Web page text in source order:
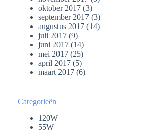
oktober 2017 (3)
september 2017 (3)
augustus 2017 (14)
juli 2017 (9)
juni 2017 (14)
mei 2017 (25)
april 2017 (5)
maart 2017 (6)
Categorieën
120W
55W